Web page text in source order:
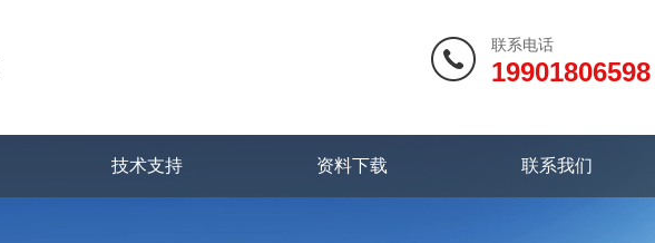
联系电话
19901806598
技术支持 资料下载 联系我们